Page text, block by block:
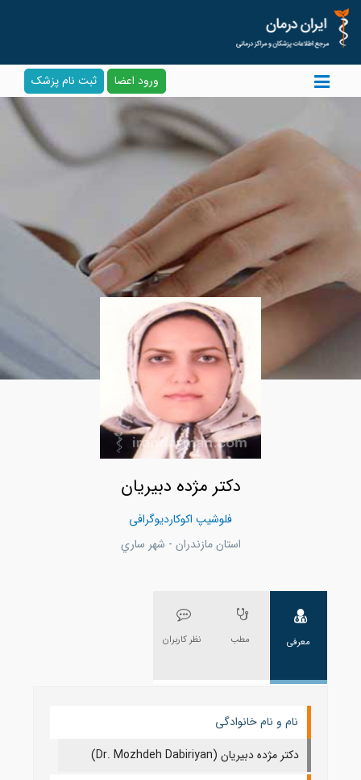
ورود اعضا ثبت نام پزشک
دکتر مژده دبیریان
فلوشیپ اکوکاردیوگرافی
استان مازندران - شهر ساري
معرفی مطب نظر کاربران
نام و نام خانوادگی
دکتر مژده دبیریان (Dr. Mozhdeh Dabiriyan)